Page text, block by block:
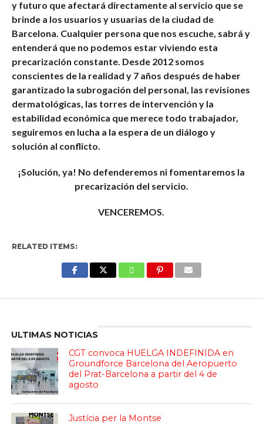
y futuro que afectará directamente al servicio que se
brinde a los usuarios y usuarias de la ciudad de
Barcelona. Cualquier persona que nos escuche, sabrá y
entenderá que no podemos estar viviendo esta
precarización constante. Desde 2012 somos
conscientes de la realidad y 7 años después de haber
garantizado la subrogación del personal, las revisiones
dermatológicas, las torres de intervención y la
estabilidad económica que merece todo trabajador,
seguiremos en lucha a la espera de un diálogo y
solución al conflicto.
¡Solución, ya! No defenderemos ni fomentaremos la
precarización del servicio.
VENCEREMOS.
RELATED ITEMS:
ULTIMAS NOTICIAS
CGT convoca HUELGA INDEFINIDA en
Groundforce Barcelona del Aeropuerto
del Prat-Barcelona a partir del 4 de
agosto
Justícia per la Montse